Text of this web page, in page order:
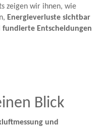
zeigen wir ihnen, wie
Energieverluste sichtbar
fundierte Entscheidungen
Blick
und